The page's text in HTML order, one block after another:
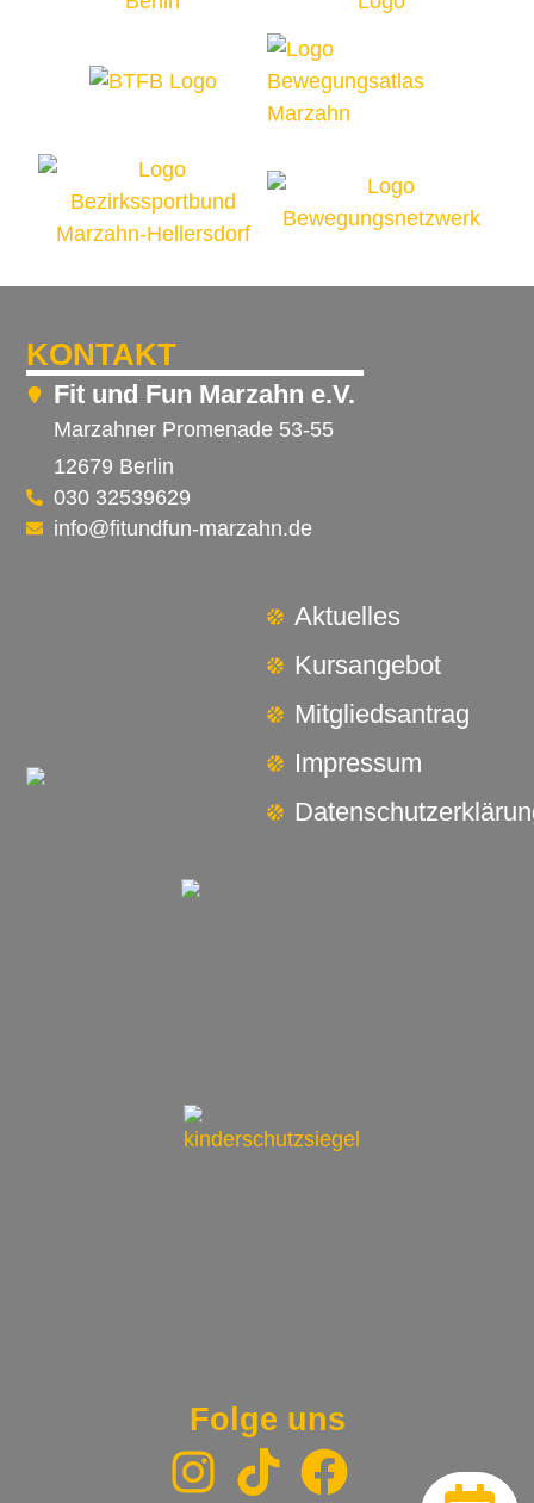
KONTAKT
Fit und Fun Marzahn e.V.
Marzahner Promenade 53-55
12679 Berlin
030 32539629
info@fitundfun-marzahn.de
Aktuelles
Kursangebot
Mitgliedsantrag
Impressum
Folge uns